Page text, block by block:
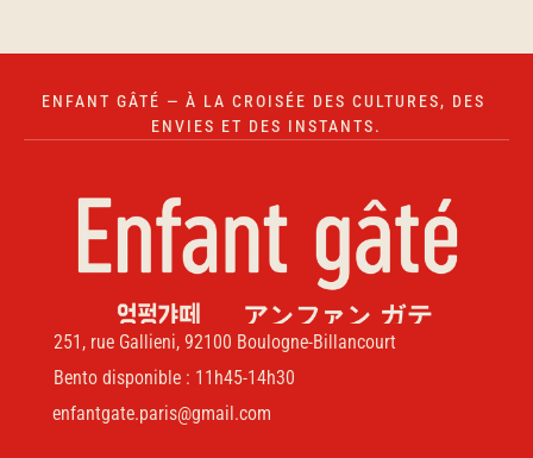
ENFANT GÂTÉ — À LA CROISÉE DES CULTURES, DES
ENVIES ET DES INSTANTS.
251, rue Gallieni, 92100 Boulogne-Billancourt
Bento disponible : 11h45-14h30
enfantgate.paris@gmail.com